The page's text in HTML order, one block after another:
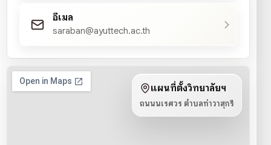
อีเมล
saraban@ayuttech.ac.th
แผนที่ตั้งวิทยาลัยฯ
ถนนนเรศวร ตำบลท่าวาสุกรี